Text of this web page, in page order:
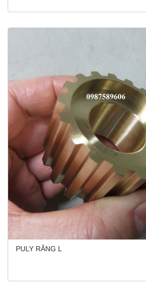
PULY RĂNG L